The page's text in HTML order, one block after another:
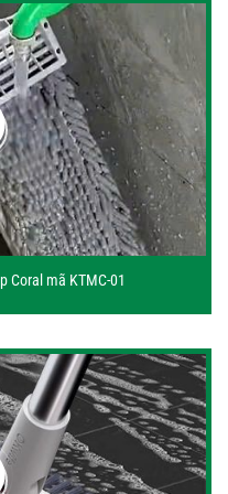
Coral mã KTMC-01